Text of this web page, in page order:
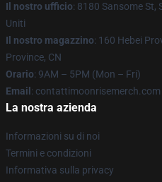
Il nostro ufficio: 8180 Sansome St,
Uniti
Il nostro magazzino: 160 Hebei
Province, CN
Orario: 9AM – 5PM (Mon – Fri)
Email : contattimoonrisemerch.com
La nostra azienda
Informazioni su di noi
Termini e condizioni
Informativa sulla privacy